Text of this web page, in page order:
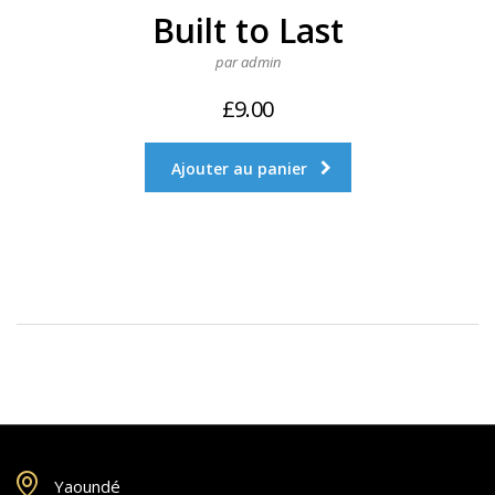
Built to Last
par admin
£9.00
Ajouter au panier
Yaoundé